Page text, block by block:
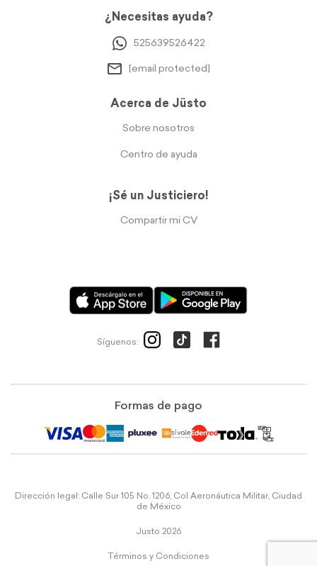
¿Necesitas ayuda?
525639526422
[email protected]
Acerca de Jüsto
Sobre nosotros
Centro de ayuda
¡Sé un Justiciero!
Compartir mi CV
Síguenos:
Formas de pago
Dirección legal: Calle Sur 105 No. 1206, Col Aeronáutica Militar, Ciudad
de México
Justo 2026
Términos y Condiciones